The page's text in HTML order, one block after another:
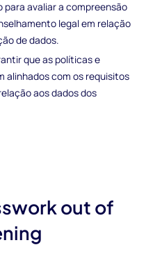
para avaliar a compreensão
legal em relação
de dados.
que as políticas e
alinhados com os requisitos
aos dados dos
out of